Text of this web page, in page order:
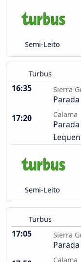
Semi-Leito
Turbus
16:35 Sierra
17:20
Calama
Semi-Leito
Turbus
17:05 Sierra
Calama